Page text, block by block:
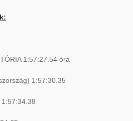
1:57:27.54 óra
1:57:30.35